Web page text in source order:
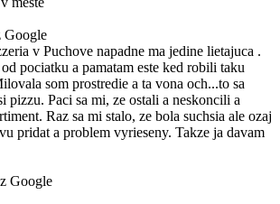
Google
v Puchove napadne ma jedine lietajuca .
pociatku a pamatam este ked robili taku
som prostredie a ta vona och...to sa
pizzu. Paci sa mi, ze ostali a neskoncili a
Raz sa mi stalo, ze bola suchsia ale ozaj
pridat a problem vyrieseny. Takze ja davam
Google